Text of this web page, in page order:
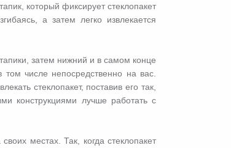
который фиксирует стеклопакет
а затем легко извлекается
затем нижний и в самом конце
числе непосредственно на вас.
стеклопакет, поставив его так,
конструкциями лучше работать с
местах. Так, когда стеклопакет